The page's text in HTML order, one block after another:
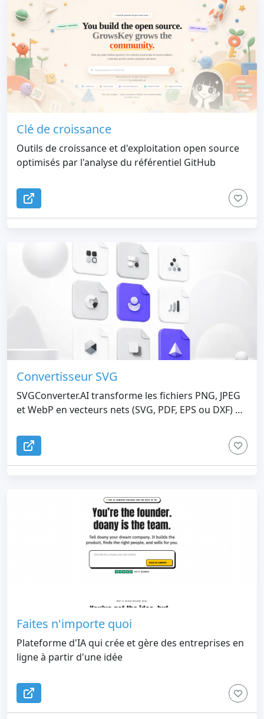
Clé de croissance
Outils de croissance et d'exploitation open source
optimisés par l'analyse du référentiel GitHub
Convertisseur SVG
SVGConverter.AI transforme les fichiers PNG, JPEG
et WebP en vecteurs nets (SVG, PDF, EPS ou DXF) ou
nouvelles illustrations SVG avec l'IA. Gratuit, rapide
et entièrement en ligne. Que vous ayez besoin de
vectoriser un logo, de préparer des illustrations
personnalisées à partir de zéro, nos outils basés
sur l'IA fournissent des résultats clairs et
modifiables en quelques secondes — aucun logiciel
à installer et aucun compte requis.
Faites n'importe quoi
Plateforme d'IA qui crée et gère des entreprises en
ligne à partir d'une idée